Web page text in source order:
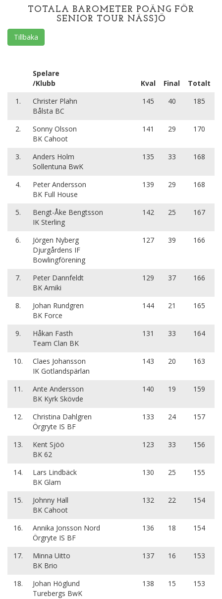
TOTALA BAROMETER POÄNG FÖR
SENIOR TOUR NÄSSJÖ
Tillbaka
Spelare
/Klubb
Kval Final
Totalt
1.
Christer Plahn
Bålsta BC
145 40 185
2.
Sonny Olsson
BK Cahoot
141 29 170
3.
Anders Holm
Sollentuna BwK
135 33 168
4.
Peter Andersson
BK Full House
139 29 168
5.
Bengt-Åke Bengtsson
IK Sterling
142 25 167
6.
Jörgen Nyberg
Djurgårdens IF
Bowlingförening
127 39 166
7.
Peter Dannfeldt
BK Amiki
129 37 166
8.
Johan Rundgren
BK Force
144 21 165
9.
Håkan Fasth
Team Clan BK
131 33 164
10.
Claes Johansson
IK Gotlandspärlan
143 20 163
11.
Ante Andersson
BK Kyrk Skövde
140 19 159
12.
Christina Dahlgren
Örgryte IS BF
133 24 157
13.
Kent Sjöö
BK 62
123 33 156
14.
Lars Lindbäck
BK Glam
130 25 155
15.
Johnny Hall
BK Cahoot
132 22 154
16.
Annika Jonsson Nord
Örgryte IS BF
136 18 154
17.
Minna Uitto
BK Brio
137 16 153
18.
Johan Höglund
Turebergs BwK
138 15 153